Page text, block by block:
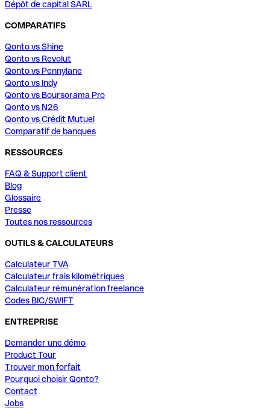
Dépôt de capital SARL
COMPARATIFS
Qonto vs Shine
Qonto vs Revolut
Qonto vs Pennylane
Qonto vs Indy
Qonto vs Boursorama Pro
Qonto vs N26
Qonto vs Crédit Mutuel
Comparatif de banques
RESSOURCES
FAQ & Support client
Blog
Glossaire
Presse
Toutes nos ressources
OUTILS & CALCULATEURS
Calculateur TVA
Calculateur frais kilométriques
Calculateur rémunération freelance
Codes BIC/SWIFT
ENTREPRISE
Demander une démo
Product Tour
Trouver mon forfait
Pourquoi choisir Qonto?
Contact
Jobs